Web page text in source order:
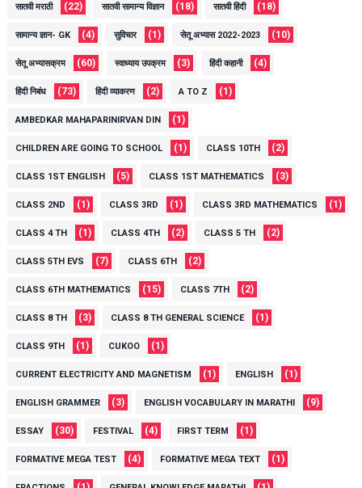
सातवी मराठी (22) सातवी सामान्य विज्ञान (18) सातवी हिंदी (18)
सामान्य ज्ञान- GK (4) सुविचार (1) सेतू अभ्यास 2022-2023 (10)
सेतू अभ्यासक्रम (60) स्वाध्याय उपक्रम (3) हिंदी कहानी (4)
हिंदी निबंध (73) हिंदी व्याकरण (2) A TO Z (1)
AMBEDKAR MAHAPARINIRVAN DIN (1)
CHILDREN ARE GOING TO SCHOOL (1) CLASS 10TH (2)
CLASS 1ST ENGLISH (5) CLASS 1ST MATHEMATICS (3)
CLASS 2ND (1) CLASS 3RD (1) CLASS 3RD MATHEMATICS (1)
CLASS 4 TH (1) CLASS 4TH (2) CLASS 5 TH (2)
CLASS 5TH EVS (7) CLASS 6TH (2)
CLASS 6TH MATHEMATICS (15) CLASS 7TH (2)
CLASS 8 TH (3) CLASS 8 TH GENERAL SCIENCE (1)
CLASS 9TH (1) CUKOO (1)
CURRENT ELECTRICITY AND MAGNETISM (1) ENGLISH (1)
ENGLISH GRAMMER (3) ENGLISH VOCABULARY IN MARATHI (9)
ESSAY (30) FESTIVAL (4) FIRST TERM (1)
FORMATIVE MEGA TEST (4) FORMATIVE MEGA TEXT (1)